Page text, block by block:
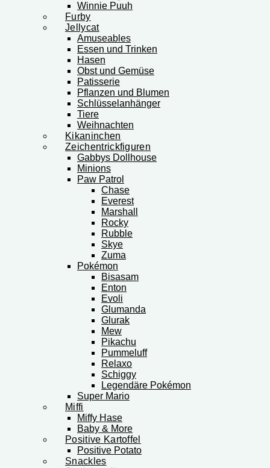
Winnie Puuh
Furby
Jellycat
Amuseables
Essen und Trinken
Hasen
Obst und Gemüse
Patisserie
Pflanzen und Blumen
Schlüsselanhänger
Tiere
Weihnachten
Kikaninchen
Zeichentrickfiguren
Gabbys Dollhouse
Minions
Paw Patrol
Chase
Everest
Marshall
Rocky
Rubble
Skye
Zuma
Pokémon
Bisasam
Enton
Evoli
Glumanda
Glurak
Mew
Pikachu
Pummeluff
Relaxo
Schiggy
Legendäre Pokémon
Super Mario
Miffi
Miffy Hase
Baby & More
Positive Kartoffel
Positive Potato
Snackles